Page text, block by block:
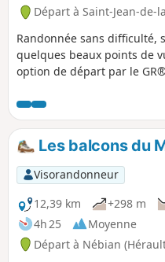
Départ à Saint-Jean-de-
Randonnée sans difficulté,
quelques beaux points de
option de départ par le
Les balcons du
Visorandonneur
12,39 km
+298 m
4h 25
Moyenne
Départ à Nébian